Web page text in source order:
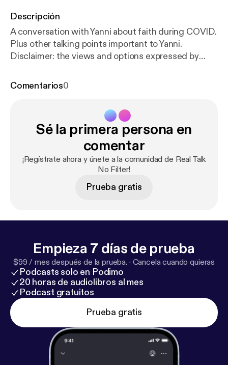
Descripción
A conversation with Yanni about faith during COVID.
Plus other talking points important to Yanni.
Disclaimer: the views and options expressed by
Comentarios0
Sé la primera persona en
comentar
¡Regístrate ahora y únete a la comunidad de Real Talk
No Filter!
Prueba gratis
Empieza 7 días de prueba
$99 / mes después de la prueba. · Cancela cuando quieras
Podcasts solo en Podimo
20 horas de audiolibros al mes
Podcast gratuitos
Prueba gratis